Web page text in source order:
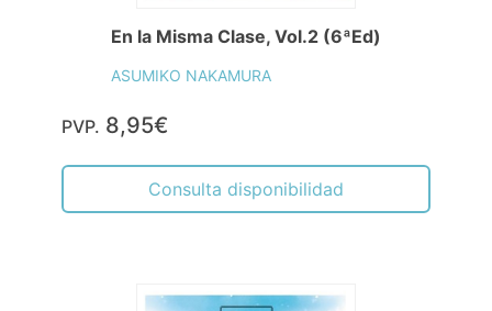
En la Misma Clase, Vol.2 (6ªEd)
ASUMIKO NAKAMURA
PVP. 8,95€
Consulta disponibilidad